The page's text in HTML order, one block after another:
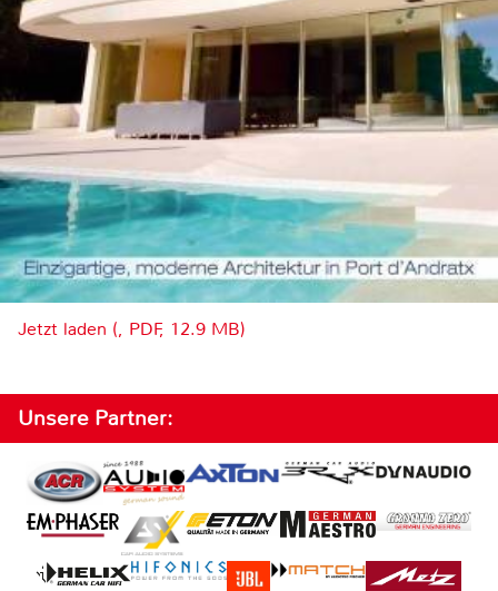
Jetzt laden (, PDF, 12.9 MB)
Unsere Partner: